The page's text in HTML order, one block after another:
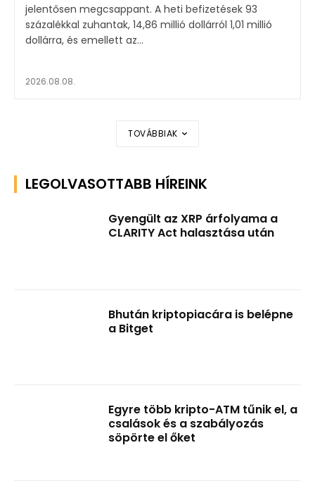
jelentősen megcsappant. A heti befizetések 93
százalékkal zuhantak, 14,86 millió dollárról 1,01 millió
dollárra, és emellett az...
2026.08.08.
TOVÁBBIAK
LEGOLVASOTTABB HÍREINK
Gyengült az XRP árfolyama a
CLARITY Act halasztása után
Bhután kriptopiacára is belépne
a Bitget
Egyre több kripto-ATM tűnik el, a
csalások és a szabályozás
söpörte el őket